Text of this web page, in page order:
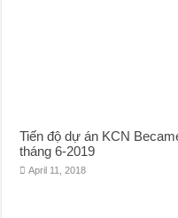
Tiến độ dự án KCN
tháng 6-2019
April 11, 2018